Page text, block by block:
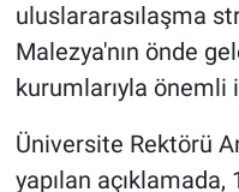
uluslararasılaşma
Malezya'nın önde
kurumlarıyla önemli
Üniversite Rektörü
yapılan açıklamada,